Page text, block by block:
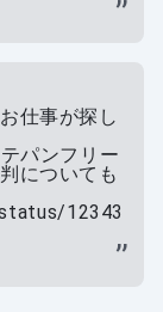
仕事が探し
パンフリー
についても
12343